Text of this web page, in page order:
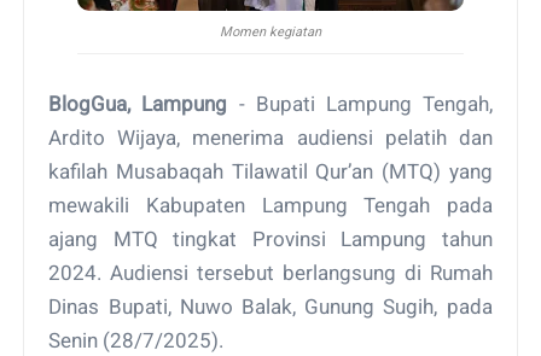
Momen kegiatan
BlogGua, Lampung - Bupati Lampung Tengah,
Ardito Wijaya, menerima audiensi pelatih dan
kafilah Musabaqah Tilawatil Qur’an (MTQ) yang
mewakili Kabupaten Lampung Tengah pada
ajang MTQ tingkat Provinsi Lampung tahun
2024. Audiensi tersebut berlangsung di Rumah
Dinas Bupati, Nuwo Balak, Gunung Sugih, pada
Senin (28/7/2025).